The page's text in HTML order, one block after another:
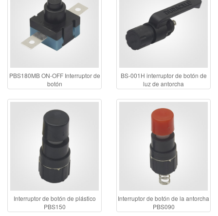
PBS180MB ON-OFF Interruptor de
botón
BS-001H interruptor de botón de
luz de antorcha
Interruptor de botón de plástico
PBS150
Interruptor de botón de la antorcha
PBS090